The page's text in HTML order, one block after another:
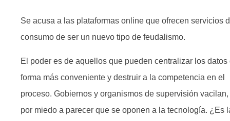
Se acusa a las plataformas online que ofrecen servicios
consumo de ser un nuevo tipo de feudalismo.
El poder es de aquellos que pueden centralizar los datos
forma más conveniente y destruir a la competencia en el
proceso. Gobiernos y organismos de supervisión vacilan,
por miedo a parecer que se oponen a la tecnología. ¿Es